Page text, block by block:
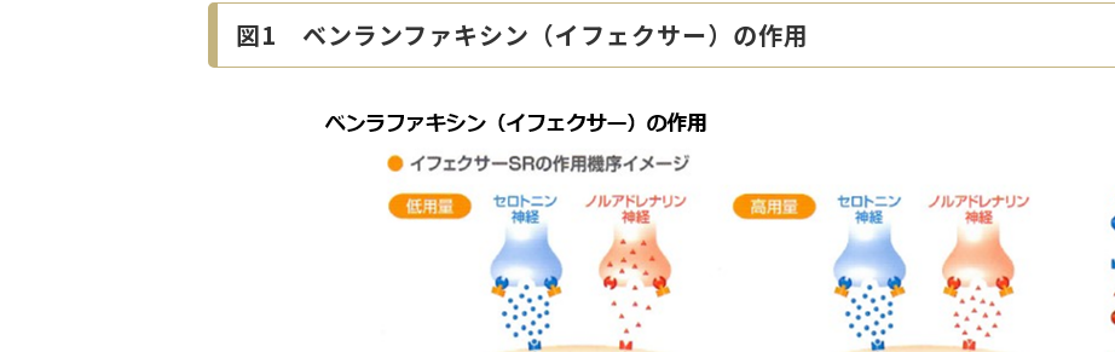
図1 ベンランファキシン（イフェクサー）の作用